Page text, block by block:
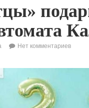
Нет комментариев